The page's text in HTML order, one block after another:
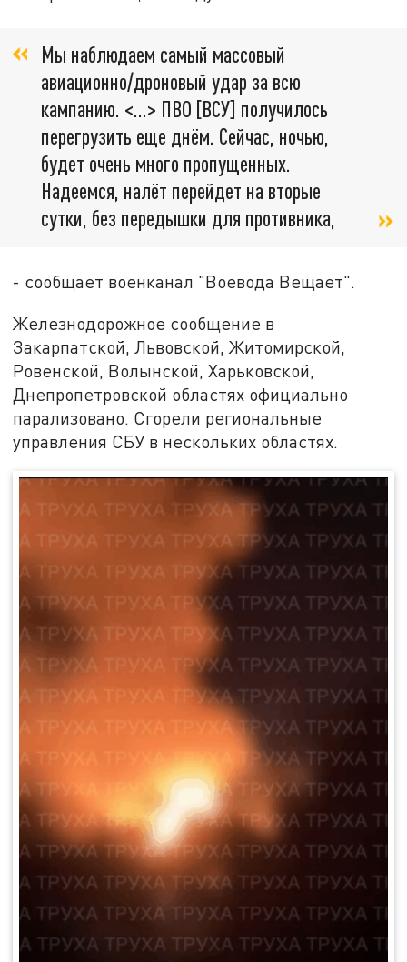
Мы наблюдаем самый массовый
авиационно/дроновый удар за всю
кампанию. <…> ПВО [ВСУ] получилось
перегрузить еще днём. Сейчас, ночью,
будет очень много пропущенных.
Надеемся, налёт перейдет на вторые
сутки, без передышки для противника,
- сообщает военканал "Воевода Вещает".
Железнодорожное сообщение в
Закарпатской, Львовской, Житомирской,
Ровенской, Волынской, Харьковской,
Днепропетровской областях официально
парализовано. Сгорели региональные
управления СБУ в нескольких областях.